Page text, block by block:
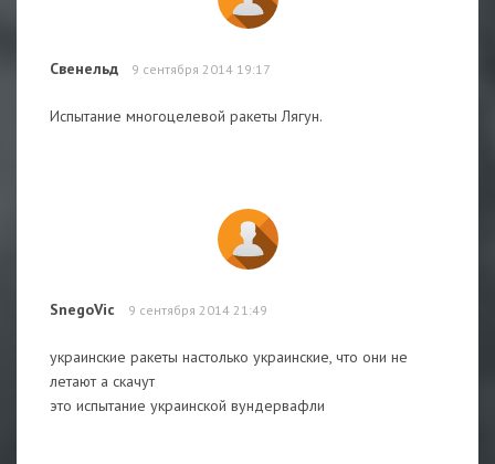
Свенельд 9 сентября 2014 19:17
Испытание многоцелевой ракеты Лягун.
SnegoVic 9 сентября 2014 21:49
украинские ракеты настолько украинские, что они не
летают а скачут
это испытание украинской вундервафли